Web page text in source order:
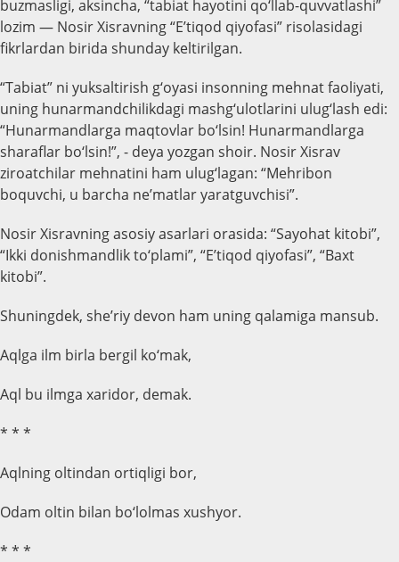
buzmasligi, aksincha, “tabiat hayotini qo‘llab-quvvatlashi”
lozim — Nosir Xisravning “E’tiqod qiyofasi” risolasidagi
fikrlardan birida shunday keltirilgan.
“Tabiat” ni yuksaltirish g‘oyasi insonning mehnat faoliyati,
uning hunarmandchilikdagi mashg‘ulotlarini ulug‘lash edi:
“Hunarmandlarga maqtovlar bo‘lsin! Hunarmandlarga
sharaflar bo‘lsin!”, - deya yozgan shoir. Nosir Xisrav
ziroatchilar mehnatini ham ulug‘lagan: “Mehribon
boquvchi, u barcha ne’matlar yaratguvchisi”.
Nosir Xisravning asosiy asarlari orasida: “Sayohat kitobi”,
“Ikki donishmandlik to‘plami”, “E’tiqod qiyofasi”, “Baxt
kitobi”.
Shuningdek, she’riy devon ham uning qalamiga mansub.
Aqlga ilm birla bergil ko‘mak,
Aql bu ilmga xaridor, demak.
* * *
Aqlning oltindan ortiqligi bor,
Odam oltin bilan bo‘lolmas xushyor.
* * *